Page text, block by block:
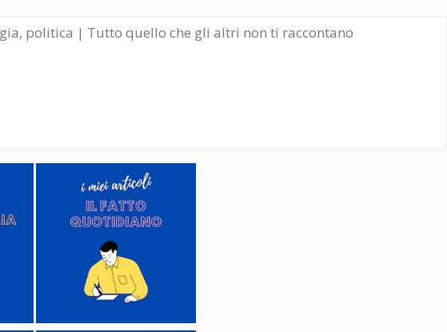
politica | Tutto quello che gli altri non ti raccontano